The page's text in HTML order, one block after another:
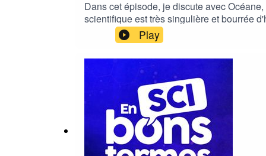
Dans cet épisode, je discute avec
scientifique est très singulière et bourrée
en ligne, et du fait de vivre à l'étranger
BONSTERMES pour avoir 15 % de
https://www.fnac.com/a18254982/O-Sorel-
https://www.instagram.com/
le podcast où on parle avec des
elle-même vulgarisatrice — sur YouTube et
Play